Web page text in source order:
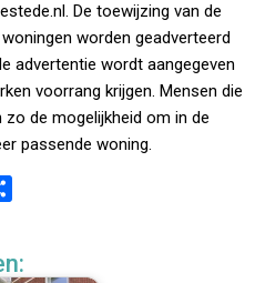
De toewijzing van de
worden geadverteerd
advertentie wordt aangegeven
voorrang krijgen. Mensen die
de mogelijkheid om in de
passende woning.
e